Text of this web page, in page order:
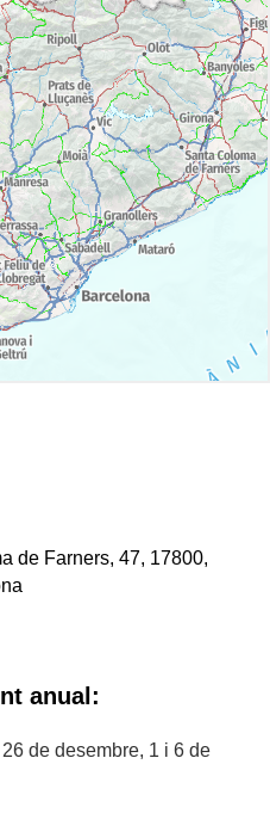
de Farners, 47, 17800,
anual:
de desembre, 1 i 6 de